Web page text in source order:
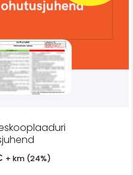
+ km (24%)